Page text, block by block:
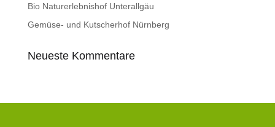
Bio Naturerlebnishof Unterallgäu
Gemüse- und Kutscherhof Nürnberg
Neueste Kommentare